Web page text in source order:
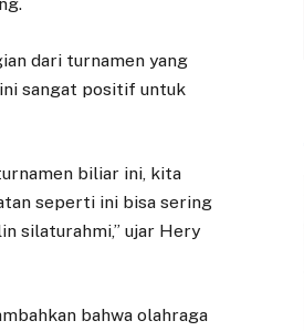
dari turnamen yang
sangat positif untuk
biliar ini, kita
seperti ini bisa sering
silaturahmi,” ujar Hery
bahwa olahraga